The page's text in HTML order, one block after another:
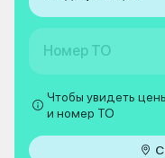
Номер ТО
Чтобы увидеть
и номер ТО